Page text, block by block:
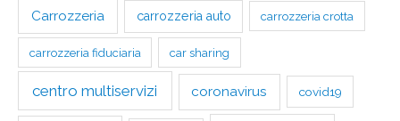
Carrozzeria carrozzeria auto carrozzeria crotta
carrozzeria fiduciaria car sharing
centro multiservizi coronavirus covid19